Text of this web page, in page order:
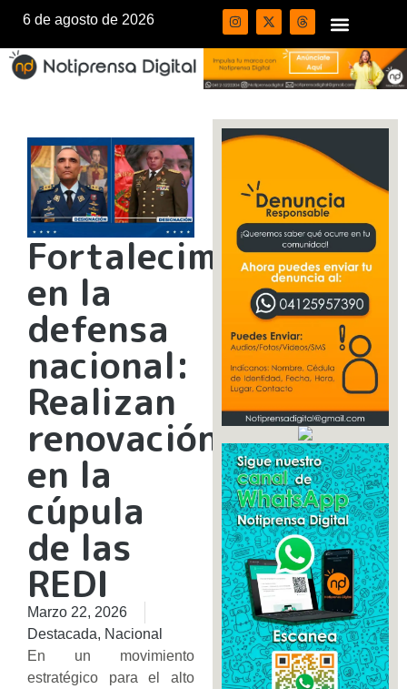
6 de agosto de 2026
Fortalecimiento
en la
defensa
nacional:
Realizan
renovación
en la
cúpula
de las
REDI
Marzo 22, 2026
Destacada, Nacional
En un movimiento
estratégico para el alto